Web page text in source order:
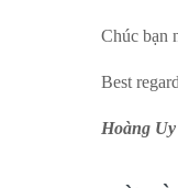
Chúc bạn
Best
Hoàng Uy